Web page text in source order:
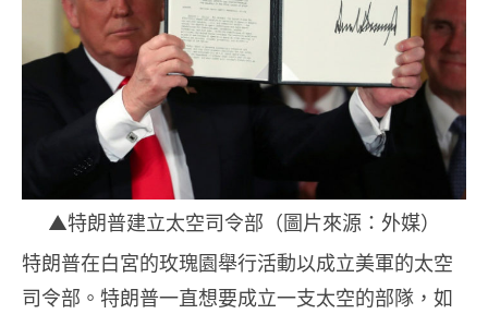
▲特朗普建立太空司令部（圖片來源：外媒）
特朗普在白宮的玫瑰園舉行活動以成立美軍的太空
司令部。特朗普一直想要成立一支太空的部隊，如